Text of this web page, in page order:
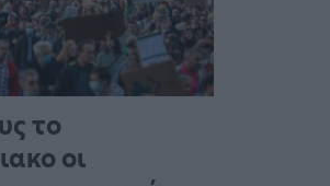
το
οι